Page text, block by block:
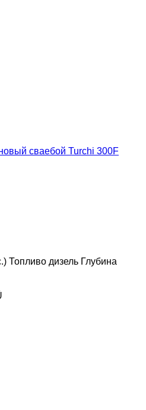
сваебой Turchi 300F
Топливо дизель Глубина